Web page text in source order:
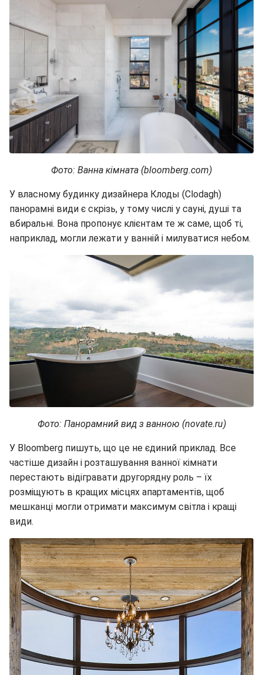
Фото: Ванна кімната (bloomberg.com)
У власному будинку дизайнера Клоды (Clodagh)
панорамні види є скрізь, у тому числі у сауні, душі та
вбиральні. Вона пропонує клієнтам те ж саме, щоб ті,
наприклад, могли лежати у ванній і милуватися небом.
Фото: Панорамний вид з ванною (novate.ru)
У Bloomberg пишуть, що це не єдиний приклад. Все
частіше дизайн і розташування ванної кімнати
перестають відігравати другорядну роль – їх
розміщують в кращих місцях апартаментів, щоб
мешканці могли отримати максимум світла і кращі
види.